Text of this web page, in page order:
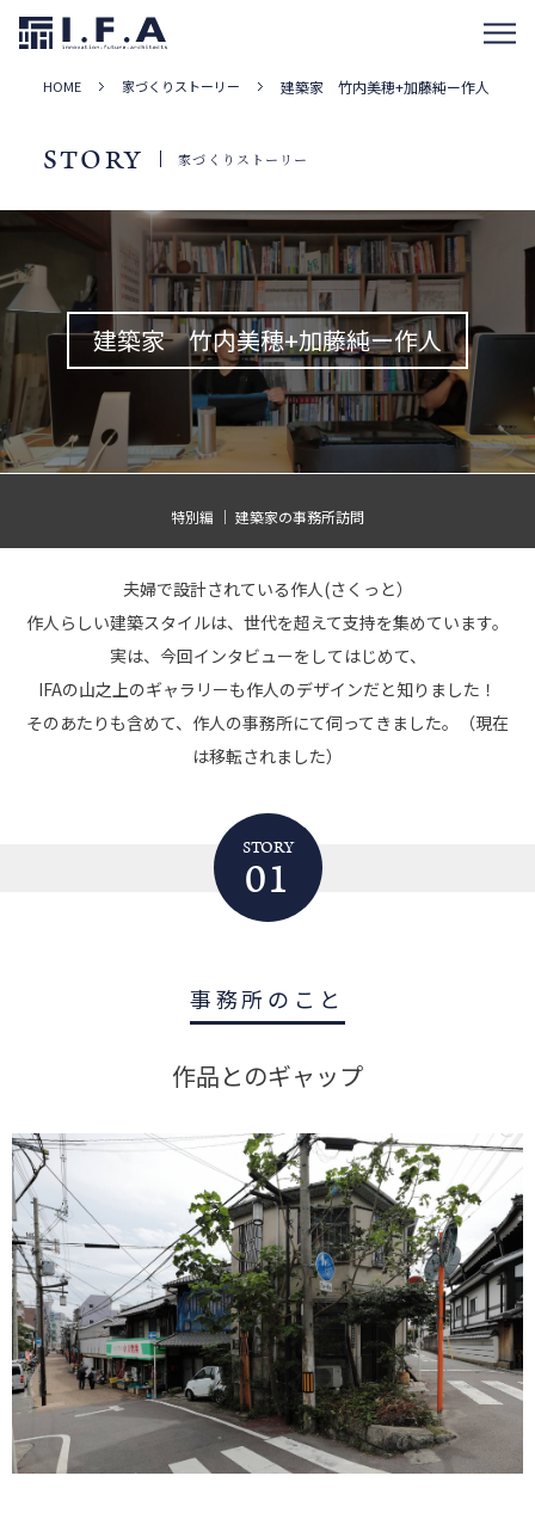
HOME 家づくりストーリー 建築家 竹内美穂+加藤純ー作人
STORY 家づくりストーリー
建築家 竹内美穂+加藤純ー作人
特別編 ｜ 建築家の事務所訪問
夫婦で設計されている作人(さくっと）
作人らしい建築スタイルは、世代を超えて支持を集めています。
実は、今回インタビューをしてはじめて、
IFAの山之上のギャラリーも作人のデザインだと知りました！
そのあたりも含めて、作人の事務所にて伺ってきました。（現在
は移転されました）
STORY
01
事務所のこと
作品とのギャップ